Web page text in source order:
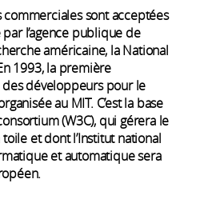
commerciales sont acceptées
l’agence publique de
américaine, la National
1993, la première
développeurs pour le
au MIT. C’est la base
(W3C), qui gérera le
et dont l’Institut national
et automatique sera